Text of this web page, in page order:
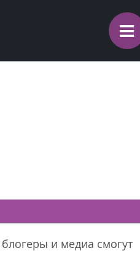
≡
и медиа смогут